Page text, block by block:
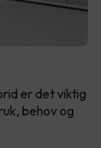
er det viktig
behov og